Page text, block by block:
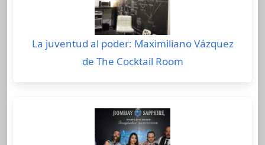
La juventud al poder: Maximiliano Vázquez
de The Cocktail Room